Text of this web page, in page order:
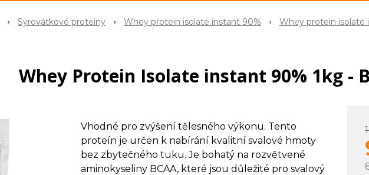
Syrovátkové proteiny Whey protein isolate instant 90% Whey protein isolate
Whey Protein Isolate instant 90% 1kg -
Vhodné pro zvýšení tělesného výkonu. Tento
proteín je určen k nabírání kvalitní svalové hmoty
bez zbytečného tuku. Je bohatý na rozvětvené
aminokyseliny BCAA, které jsou důležité pro svalový